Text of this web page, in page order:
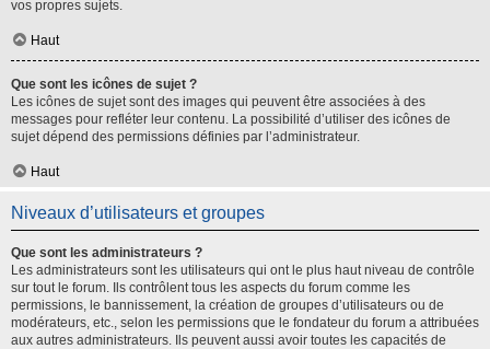
vos propres sujets.
Haut
Que sont les icônes de sujet ?
Les icônes de sujet sont des images qui peuvent être associées à des
messages pour refléter leur contenu. La possibilité d’utiliser des icônes de
sujet dépend des permissions définies par l’administrateur.
Haut
Niveaux d’utilisateurs et groupes
Que sont les administrateurs ?
Les administrateurs sont les utilisateurs qui ont le plus haut niveau de contrôle
sur tout le forum. Ils contrôlent tous les aspects du forum comme les
permissions, le bannissement, la création de groupes d’utilisateurs ou de
modérateurs, etc., selon les permissions que le fondateur du forum a attribuées
aux autres administrateurs. Ils peuvent aussi avoir toutes les capacités de